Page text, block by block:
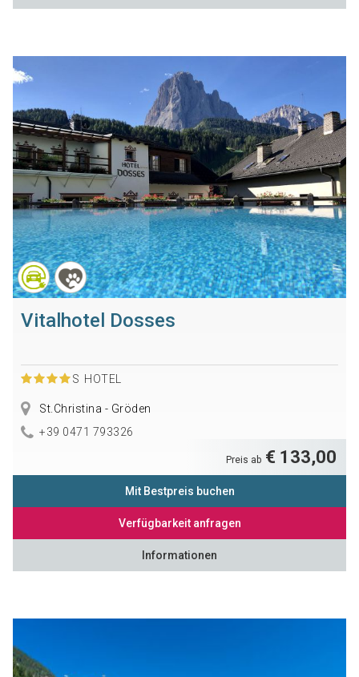
Vitalhotel Dosses
S HOTEL
St.Christina - Gröden
+39 0471 793326
Preis ab € 133,00
Mit Bestpreis buchen
Verfügbarkeit anfragen
Informationen